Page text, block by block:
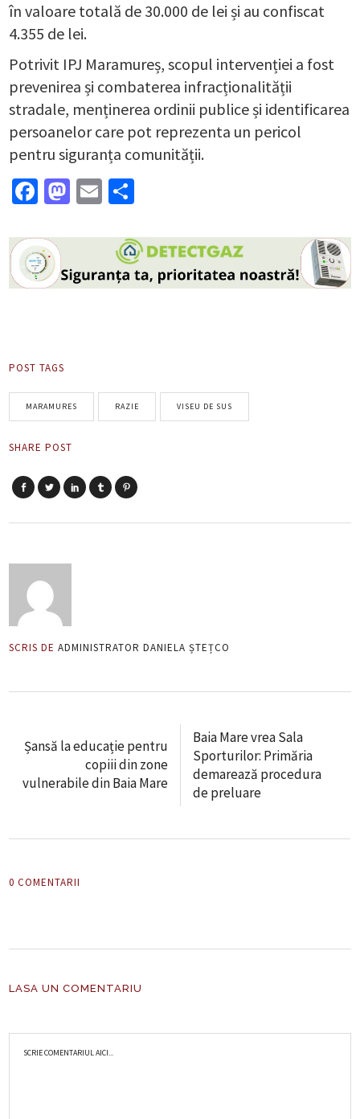
în valoare totală de 30.000 de lei și au confiscat
4.355 de lei.
Potrivit IPJ Maramureș, scopul intervenției a fost
prevenirea și combaterea infracționalității
stradale, menținerea ordinii publice și identificarea
persoanelor care pot reprezenta un pericol
pentru siguranța comunității.
Facebook
Mastodon
Email
POST TAGS
MARAMURES RAZIE VISEU DE SUS
SHARE POST
SCRIS DE ADMINISTRATOR DANIELA ȘTEȚCO
Șansă la educație pentru
copiii din zone
vulnerabile din Baia Mare
Baia Mare vrea Sala
Sporturilor: Primăria
demarează procedura
de preluare
0 COMENTARII
LASA UN COMENTARIU